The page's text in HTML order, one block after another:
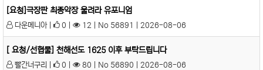
[요청]극장판 최종악장 울려라 유포니엄
다운메니아 | 0 | 12 | No 56891 | 2026-08-06
[ 요청/선협물] 천해선도 1625 이후 부탁드립니다
빨간너구리 | 0 | 80 | No 56890 | 2026-08-06